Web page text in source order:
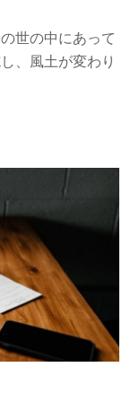
世の中にあって
、風土が変わり